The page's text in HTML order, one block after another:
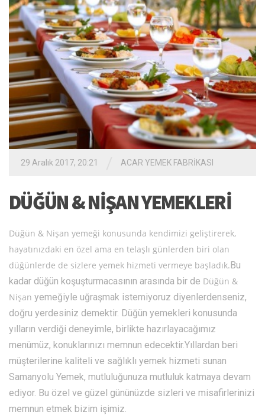
29 Aralık 2017, 20:21 ACAR YEMEK FABRİKASI
DÜĞÜN & NİŞAN YEMEKLERİ
Düğün & Nişan yemeği konusunda kendimizi geliştirerek,
hayatınızdaki en özel ama en telaşlı günlerden biri olan
düğünlerde de sizlere yemek hizmeti vermeye başladık.Bu
kadar düğün koşuşturmacasının arasında bir de Düğün &
Nişan yemeğiyle uğraşmak istemiyoruz diyenlerdenseniz,
doğru yerdesiniz demektir. Düğün yemekleri konusunda
yılların verdiği deneyimle, birlikte hazırlayacağımız
menümüz, konuklarınızı memnun edecektir.Yıllardan beri
müşterilerine kaliteli ve sağlıklı yemek hizmeti sunan
Samanyolu Yemek, mutluluğunuza mutluluk katmaya devam
ediyor. Bu özel ve güzel gününüzde sizleri ve misafirlerinizi
memnun etmek bizim işimiz.